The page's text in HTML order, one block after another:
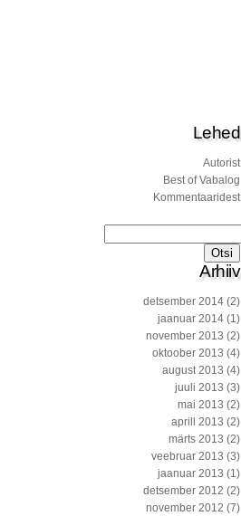
Lehed
Autorist
Best of Vabalog
Kommentaaridest
Arhiiv
detsember 2014 (2)
jaanuar 2014 (1)
november 2013 (2)
oktoober 2013 (4)
august 2013 (4)
juuli 2013 (3)
mai 2013 (2)
aprill 2013 (2)
märts 2013 (2)
veebruar 2013 (3)
jaanuar 2013 (1)
detsember 2012 (2)
november 2012 (7)